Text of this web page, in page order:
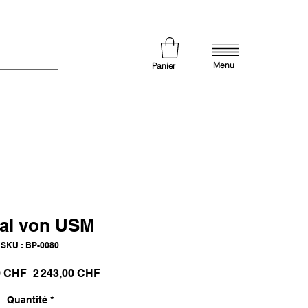
Panier Menu
von USM
SKU : BP-0080
CHF Prix
2 243,00 CHFPrix
Quantité *